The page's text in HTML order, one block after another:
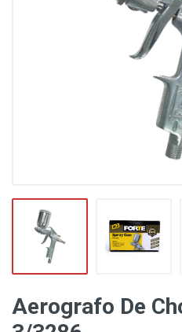
Aerografo De